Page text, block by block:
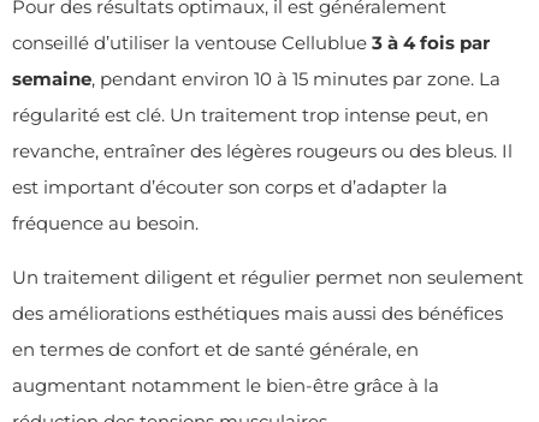
Pour des résultats optimaux, il est généralement
conseillé d’utiliser la ventouse Cellublue 3 à 4 fois par
semaine, pendant environ 10 à 15 minutes par zone. La
régularité est clé. Un traitement trop intense peut, en
revanche, entraîner des légères rougeurs ou des bleus. Il
est important d’écouter son corps et d’adapter la
fréquence au besoin.
Un traitement diligent et régulier permet non seulement
des améliorations esthétiques mais aussi des bénéfices
en termes de confort et de santé générale, en
augmentant notamment le bien-être grâce à la